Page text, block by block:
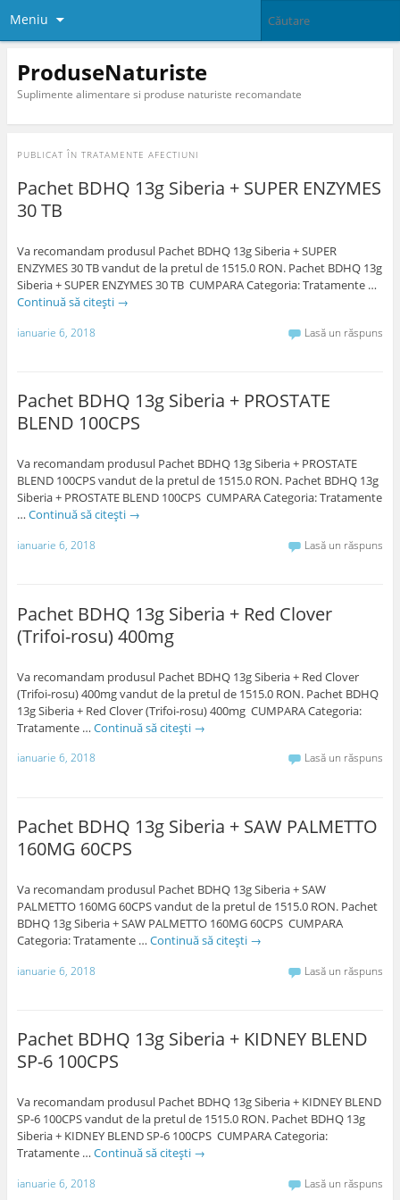
Meniu
ProduseNaturiste
Suplimente alimentare si produse naturiste recomandate
PUBLICAT ÎN TRATAMENTE AFECTIUNI
Pachet BDHQ 13g Siberia + SUPER ENZYMES
30 TB
Va recomandam produsul Pachet BDHQ 13g Siberia + SUPER
ENZYMES 30 TB vandut de la pretul de 1515.0 RON. Pachet BDHQ 13g
Siberia + SUPER ENZYMES 30 TB CUMPARA Categoria: Tratamente …
Continuă să citești →
ianuarie 6, 2018 Lasă un răspuns
Pachet BDHQ 13g Siberia + PROSTATE
BLEND 100CPS
Va recomandam produsul Pachet BDHQ 13g Siberia + PROSTATE
BLEND 100CPS vandut de la pretul de 1515.0 RON. Pachet BDHQ 13g
Siberia + PROSTATE BLEND 100CPS CUMPARA Categoria: Tratamente
… Continuă să citești →
ianuarie 6, 2018 Lasă un răspuns
Pachet BDHQ 13g Siberia + Red Clover
(Trifoi-rosu) 400mg
Va recomandam produsul Pachet BDHQ 13g Siberia + Red Clover
(Trifoi-rosu) 400mg vandut de la pretul de 1515.0 RON. Pachet BDHQ
13g Siberia + Red Clover (Trifoi-rosu) 400mg CUMPARA Categoria:
Tratamente … Continuă să citești →
ianuarie 6, 2018 Lasă un răspuns
Pachet BDHQ 13g Siberia + SAW PALMETTO
160MG 60CPS
Va recomandam produsul Pachet BDHQ 13g Siberia + SAW
PALMETTO 160MG 60CPS vandut de la pretul de 1515.0 RON. Pachet
BDHQ 13g Siberia + SAW PALMETTO 160MG 60CPS CUMPARA
Categoria: Tratamente … Continuă să citești →
ianuarie 6, 2018 Lasă un răspuns
Pachet BDHQ 13g Siberia + KIDNEY BLEND
SP-6 100CPS
Va recomandam produsul Pachet BDHQ 13g Siberia + KIDNEY BLEND
SP-6 100CPS vandut de la pretul de 1515.0 RON. Pachet BDHQ 13g
Siberia + KIDNEY BLEND SP-6 100CPS CUMPARA Categoria:
Tratamente … Continuă să citești →
ianuarie 6, 2018 Lasă un răspuns